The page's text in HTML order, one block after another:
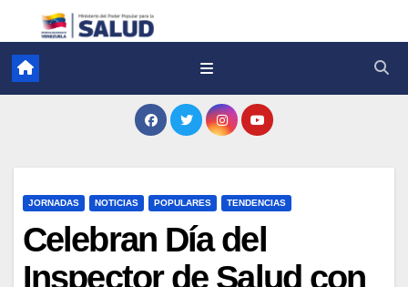
JORNADAS NOTICIAS POPULARES TENDENCIAS
Celebran Día del
Inspector de Salud con